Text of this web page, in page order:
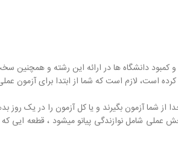
دانشگاه ها در ارائه این رشته و همچنین
به خصوص از سال ۱۴۰۲ که با توجه به تغییرات کنکور آزمون عملی ضریب ۱۲ را کسب
شما آزمون بگیرند و یا کل آزمون را در یک روز
است، بخش دوم یا همان بخش عملی شامل نوازندگی پیانو